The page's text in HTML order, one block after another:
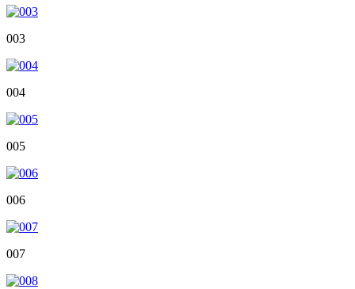
003
004
005
006
007